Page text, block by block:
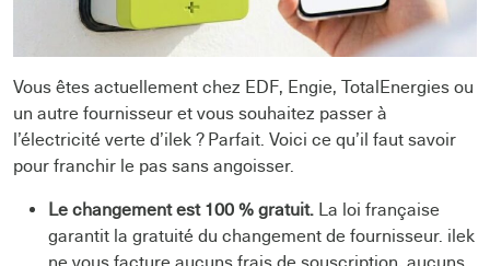
Vous êtes actuellement chez EDF, Engie, TotalEnergies ou
un autre fournisseur et vous souhaitez passer à
l’électricité verte d’ilek ? Parfait. Voici ce qu’il faut savoir
pour franchir le pas sans angoisser.
Le changement est 100 % gratuit. La loi française
garantit la gratuité du changement de fournisseur. ilek